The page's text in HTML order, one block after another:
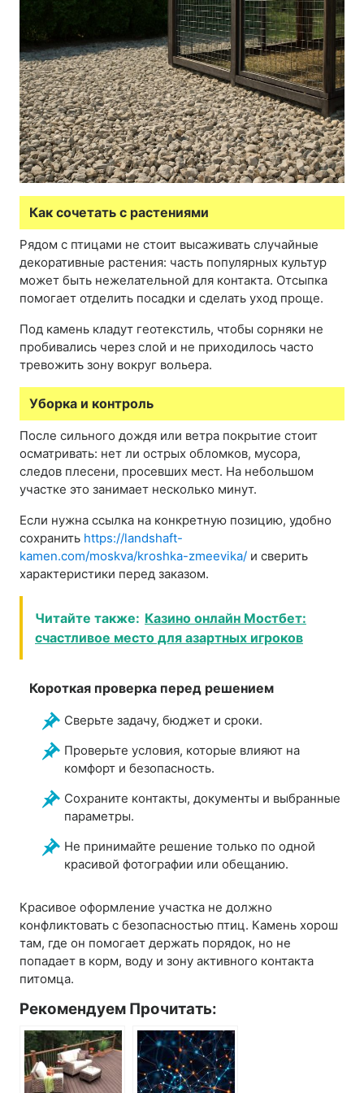
Как сочетать с растениями
Рядом с птицами не стоит высаживать случайные
декоративные растения: часть популярных культур
может быть нежелательной для контакта. Отсыпка
помогает отделить посадки и сделать уход проще.
Под камень кладут геотекстиль, чтобы сорняки не
пробивались через слой и не приходилось часто
тревожить зону вокруг вольера.
Уборка и контроль
После сильного дождя или ветра покрытие стоит
осматривать: нет ли острых обломков, мусора,
следов плесени, просевших мест. На небольшом
участке это занимает несколько минут.
Если нужна ссылка на конкретную позицию, удобно
сохранить https://landshaft-
kamen.com/moskva/kroshka-zmeevika/ и сверить
характеристики перед заказом.
Читайте также: Казино онлайн Мостбет:
счастливое место для азартных игроков
Короткая проверка перед решением
Сверьте задачу, бюджет и сроки.
Проверьте условия, которые влияют на
комфорт и безопасность.
Сохраните контакты, документы и выбранные
параметры.
Не принимайте решение только по одной
красивой фотографии или обещанию.
Красивое оформление участка не должно
конфликтовать с безопасностью птиц. Камень хорош
там, где он помогает держать порядок, но не
попадает в корм, воду и зону активного контакта
питомца.
Рекомендуем Прочитать: